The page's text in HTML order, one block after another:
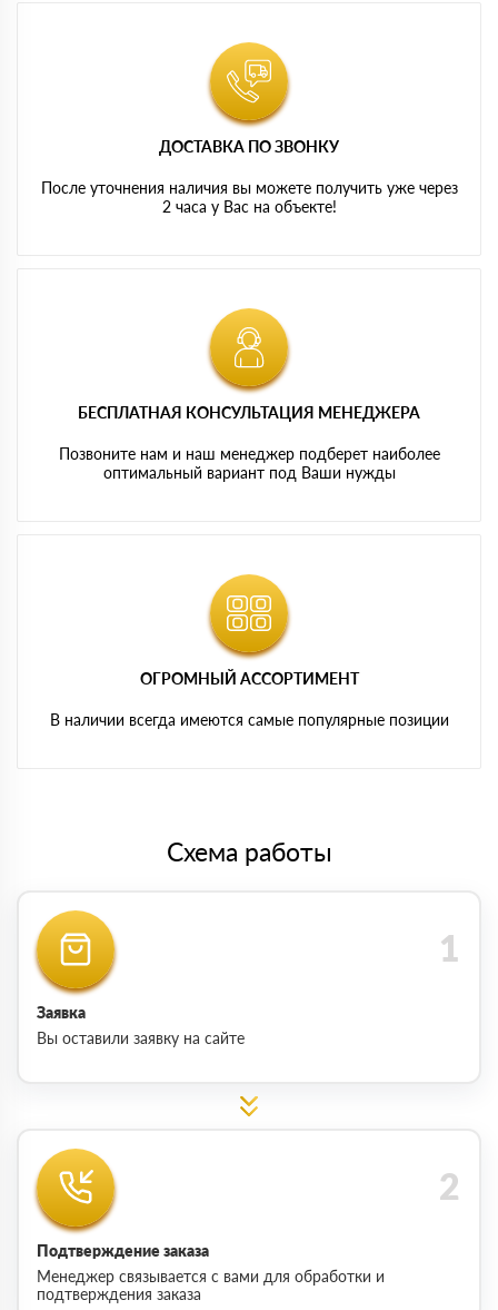
ДОСТАВКА ПО ЗВОНКУ
После уточнения наличия вы можете получить уже через
2 часа у Вас на объекте!
БЕСПЛАТНАЯ КОНСУЛЬТАЦИЯ МЕНЕДЖЕРА
Позвоните нам и наш менеджер подберет наиболее
оптимальный вариант под Ваши нужды
ОГРОМНЫЙ АССОРТИМЕНТ
В наличии всегда имеются самые популярные позиции
Схема работы
Заявка
Вы оставили заявку на сайте
Подтверждение заказа
Менеджер связывается с вами для обработки и
подтверждения заказа